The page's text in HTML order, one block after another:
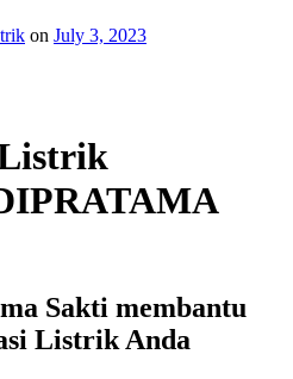
on July 3, 2023
Sakti membantu
Listrik Anda